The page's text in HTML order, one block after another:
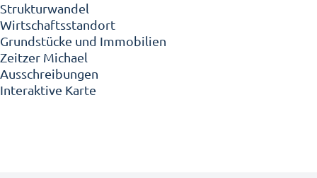
Strukturwandel
Wirtschaftsstandort
Grundstücke und Immobilien
Zeitzer Michael
Ausschreibungen
Interaktive Karte